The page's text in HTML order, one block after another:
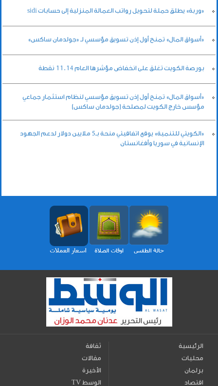
«وربة» يطلق حملة لتحويل رواتب العمالة المنزلية إلى حسابات sidi
«أسواق المال» تمنح أول إذن تسويق مؤسسي لـ «جولدمان ساكس»
بورصة الكويت تغلق على انخفاض مؤشرها العام 11.14 نقطة
«أسواق المال» تمنح أول إذن تسويق مؤسسي لنظام استثمار جماعي
مؤسس خارج الكويت لمصلحة (جولدمان ساكس)
«الكويتي للتنمية» يوقع اتفاقيتي منحة بـ5 ملايين دولار لدعم الجهود
الإنسانية في سوريا وأفغانستان
الرئيسية
محليات
برلمان
اقتصاد
ثقافة
مقالات
الأخيرة
TV الوسط